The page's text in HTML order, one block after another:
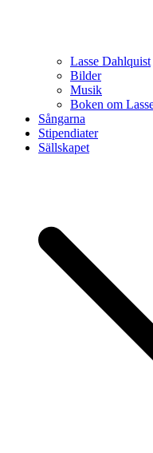
Lasse Dahlquist
Bilder
Musik
Boken om
Sångarna
Stipendiater
Sällskapet